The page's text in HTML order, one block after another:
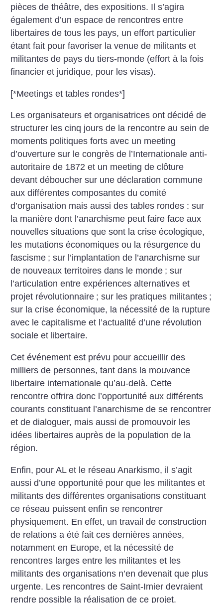
pièces de théâtre, des expositions. Il s’agira
également d’un espace de rencontres entre
libertaires de tous les pays, un effort particulier
étant fait pour favoriser la venue de militants et
militantes de pays du tiers-monde (effort à la fois
financier et juridique, pour les visas).
[*Meetings et tables rondes*]
Les organisateurs et organisatrices ont décidé de
structurer les cinq jours de la rencontre au sein de
moments politiques forts avec un meeting
d’ouverture sur le congrès de l’Internationale anti-
autoritaire de 1872 et un meeting de clôture
devant déboucher sur une déclaration commune
aux différentes composantes du comité
d’organisation mais aussi des tables rondes : sur
la manière dont l’anarchisme peut faire face aux
nouvelles situations que sont la crise écologique,
les mutations économiques ou la résurgence du
fascisme ; sur l’implantation de l’anarchisme sur
de nouveaux territoires dans le monde ; sur
l’articulation entre expériences alternatives et
projet révolutionnaire ; sur les pratiques militantes ;
sur la crise économique, la nécessité de la rupture
avec le capitalisme et l’actualité d’une révolution
sociale et libertaire.
Cet événement est prévu pour accueillir des
milliers de personnes, tant dans la mouvance
libertaire internationale qu’au-delà. Cette
rencontre offrira donc l’opportunité aux différents
courants constituant l’anarchisme de se rencontrer
et de dialoguer, mais aussi de promouvoir les
idées libertaires auprès de la population de la
région.
Enfin, pour AL et le réseau Anarkismo, il s’agit
aussi d’une opportunité pour que les militantes et
militants des différentes organisations constituant
ce réseau puissent enfin se rencontrer
physiquement. En effet, un travail de construction
de relations a été fait ces dernières années,
notamment en Europe, et la nécessité de
rencontres larges entre les militantes et les
militants des organisations n’en devenait que plus
urgente. Les rencontres de Saint-Imier devraient
rendre possible la réalisation de ce projet.